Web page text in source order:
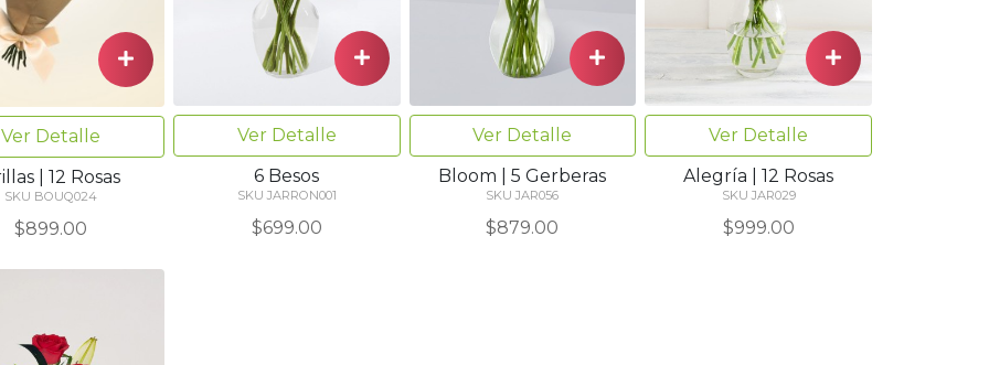
Ver Detalle
| 12 Rosas
SKU BOUQ024
$899.00
Ver Detalle
6 Besos
SKU JARRON001
$699.00
Ver Detalle
Bloom | 5 Gerberas
SKU JAR056
$879.00
Ver Detalle
Alegría | 12 Rosas
SKU JAR029
$999.00